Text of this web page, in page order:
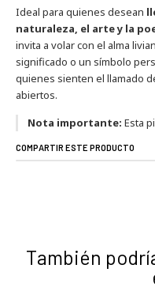
Ideal para quienes desean
naturaleza, el arte y la
invita a volar con el alma
significado o un símbolo
quienes sienten el llamado
abiertos.
Nota importante: Esta
COMPARTIR ESTE PRODUCTO
También